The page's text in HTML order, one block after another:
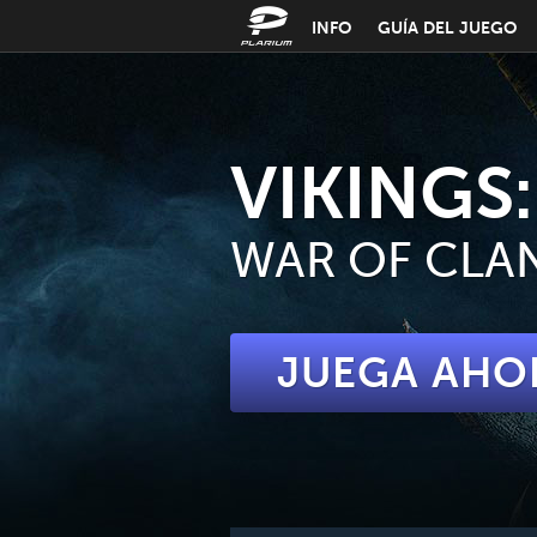
INFO GUÍA DEL JUEGO
VIKINGS:
WAR OF
JUEGA